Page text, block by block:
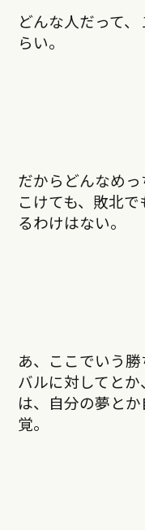
どんな人だって
らい。
だからどんなめ
こけても、敗北
るわけはない。
あ、ここでいう
バルに対してと
は、自分の夢と
覚。